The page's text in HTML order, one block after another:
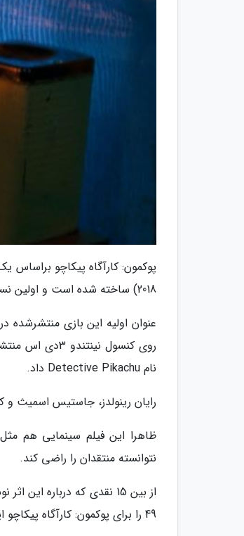
2018) ساخته شده است و اولین نسخه لایواکشن/انیمیشن مجموعه پوکمون است.
نام Detective Pikachu داد.
رایان رینولدز، جاستیس اسمیث و
ظاهرا این فیلم سینمایی هم
نتوانسته منتقدان را راضی کند.
49 را برای پوکمون: کارآگاه پیکاچو ایجاد نموده است.